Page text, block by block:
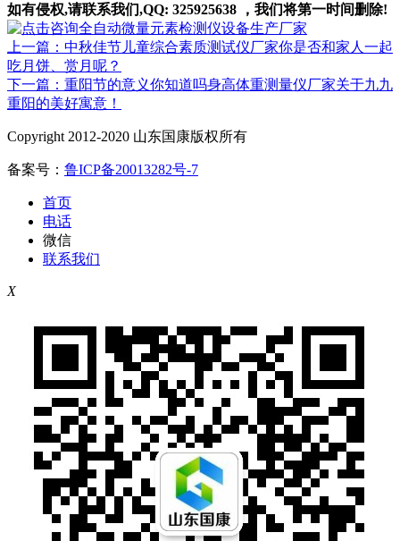
如有侵权,请联系我们,QQ: 325925638 ，我们将第一时间删除!
上一篇：中秋佳节儿童综合素质测试仪厂家你是否和家人一起
吃月饼、赏月呢？
下一篇：重阳节的意义你知道吗身高体重测量仪厂家关于九九
重阳的美好寓意！
Copyright 2012-2020 山东国康版权所有
备案号： 鲁ICP备20013282号-7
首页
电话
微信
联系我们
X